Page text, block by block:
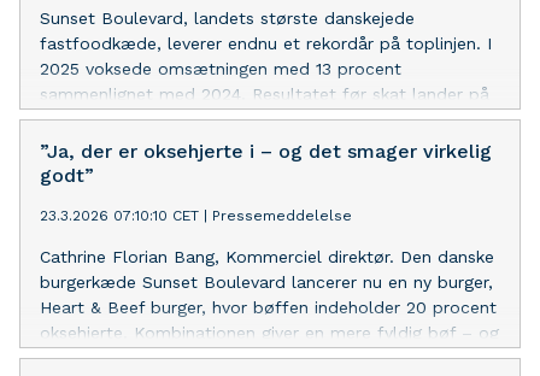
Sunset Boulevard, landets største danskejede
fastfoodkæde, leverer endnu et rekordår på toplinjen. I
2025 voksede omsætningen med 13 procent
sammenlignet med 2024. Resultatet før skat lander på
-11,4 mio. kr. og afspejler strategiske prioriteringer
og justeringer i 2025.
”Ja, der er oksehjerte i – og det smager virkelig
godt”
23.3.2026 07:10:10 CET | Pressemeddelelse
Cathrine Florian Bang, Kommerciel direktør. Den danske
burgerkæde Sunset Boulevard lancerer nu en ny burger,
Heart & Beef burger, hvor bøffen indeholder 20 procent
oksehjerte. Kombinationen giver en mere fyldig bøf – og
udfordrer den traditionelle burger.